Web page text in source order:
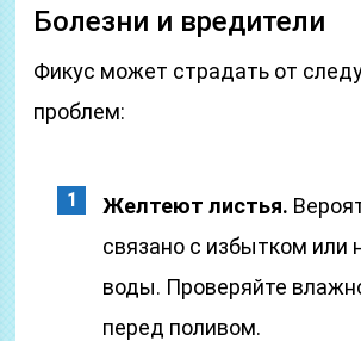
Болезни и вредители
Фикус может страдать от
проблем:
Желтеют листья.
связано с избытком или
воды. Проверяйте
перед поливом.